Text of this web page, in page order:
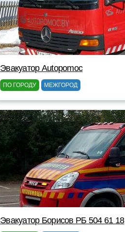
Эвакуатор Autopomoc
ПО ГОРОДУ МЕЖГОРОД
Эвакуатор Борисов РБ 504 61 18